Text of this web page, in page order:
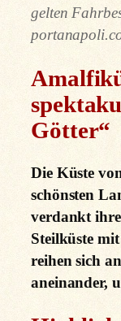
gelten
Götter“
Die Küste
schönsten
verdankt
Steilküste
reihen sich
aneinander,